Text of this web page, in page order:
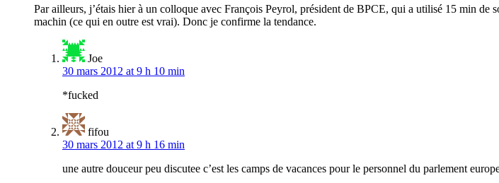
Par ailleurs, j’étais hier à un colloque avec François Peyrol, président de BPCE, qui a utilisé 15 min
machin (ce qui en outre est vrai). Donc je confirme la tendance.
Joe
30 mars 2012 at 9 h 10 min
*fucked
fifou
30 mars 2012 at 9 h 16 min
une autre douceur peu discutee c’est les camps de vacances pour le personnel du parlement